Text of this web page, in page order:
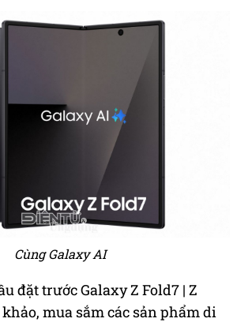
Cùng Galaxy AI
đặt trước Galaxy Z Fold7 | Z
mua sắm các sản phẩm di